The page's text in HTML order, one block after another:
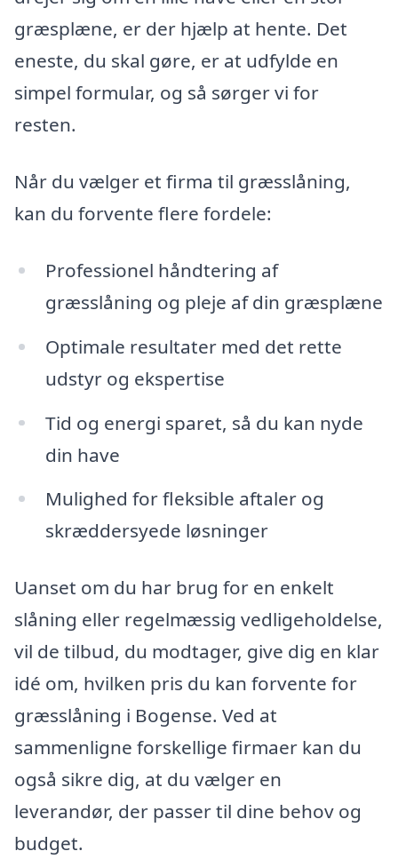
græsplæne, er der hjælp at hente. Det
eneste, du skal gøre, er at udfylde en
simpel formular, og så sørger vi for
resten.
Når du vælger et firma til græsslåning,
kan du forvente flere fordele:
Professionel håndtering af
græsslåning og pleje af din græsplæne
Optimale resultater med det rette
udstyr og ekspertise
Tid og energi sparet, så du kan nyde
din have
Mulighed for fleksible aftaler og
skræddersyede løsninger
Uanset om du har brug for en enkelt
slåning eller regelmæssig vedligeholdelse,
vil de tilbud, du modtager, give dig en klar
idé om, hvilken pris du kan forvente for
græsslåning i Bogense. Ved at
sammenligne forskellige firmaer kan du
også sikre dig, at du vælger en
leverandør, der passer til dine behov og
budget.